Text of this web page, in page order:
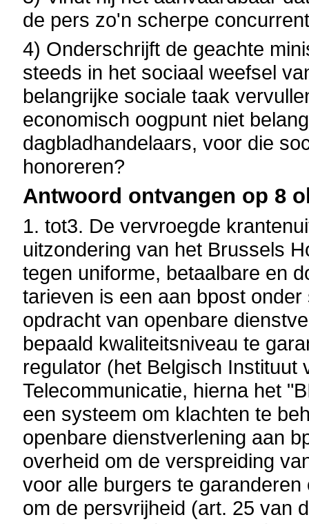
de pers zo'n scherpe
4) Onderschrijft de geachte
steeds in het sociaal weefsel
belangrijke sociale taak
economisch oogpunt niet
dagbladhandelaars, voor die
honoreren?
Antwoord ontvangen op 8
1. tot3. De vervroegde
uitzondering van het Brussels
tegen uniforme, betaalbare en
tarieven is een aan bpost
opdracht van openbare
bepaald kwaliteitsniveau te
regulator (het Belgisch Instituut
Telecommunicatie, hierna het
een systeem om klachten te
openbare dienstverlening aan
overheid om de verspreiding
voor alle burgers te
om de persvrijheid (art. 25 van